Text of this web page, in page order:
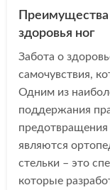
Преимущества
здоровья ног
Забота о
самочувствия,
Одним из
поддержания
являются
стельки – это
которые